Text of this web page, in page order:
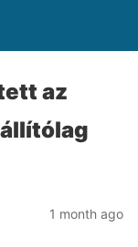
az
1 month ago